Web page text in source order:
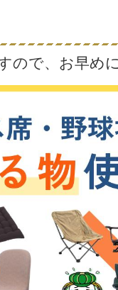
ので、お早め